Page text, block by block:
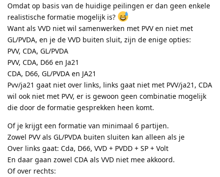
Omdat op basis van de huidige peilingen er dan geen enkele
realistische formatie mogelijk is?
Want als VVD niet wil samenwerken met PVV en niet met
GL/PVDA, en je de VVD buiten sluit, zijn de enige opties:
PVV, CDA, GL/PVDA
PVV, CDA, D66 en Ja21
CDA, D66, GL/PVDA en JA21
Pvv/ja21 gaat niet over links, links gaat niet met PVV/ja21, CDA
wil ook niet met PVV, er is gewoon geen combinatie mogelijk
die door de formatie gesprekken heen komt.
Of je krijgt een formatie van minimaal 6 partijen.
Zowel PVV als GL/PVDA buiten sluiten kan alleen als je
Over links gaat: Cda, D66, VVD + PVDD + SP + Volt
En daar gaan zowel CDA als VVD niet mee akkoord.
Of over rechts: